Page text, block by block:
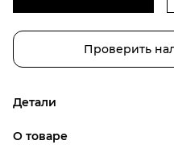
Проверить
Детали
О товаре